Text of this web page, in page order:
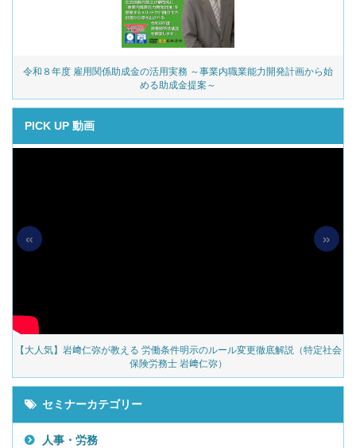
令和８年度 雇用関係助成金の活用実務 ～事業内職業能力開発計画から始
める助成金提案～
PICK UP 動画
【大人気】岩﨑仁弥が教える 労働条件明示のルール変更徹底解説（特定社会
保険労務士 岩﨑仁弥）
« »
セミナーカテゴリー
人事・労務